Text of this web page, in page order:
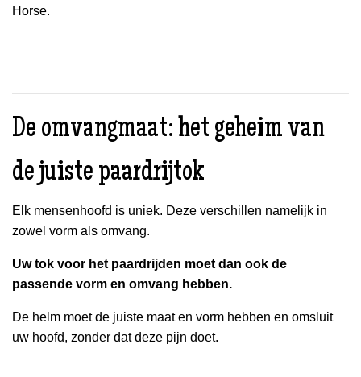
Horse.
De omvangmaat: het geheim van
de juiste paardrijtok
Elk mensenhoofd is uniek. Deze verschillen namelijk in
zowel vorm als omvang.
Uw tok voor het paardrijden moet dan ook de
passende vorm en omvang hebben.
De helm moet de juiste maat en vorm hebben en omsluit
uw hoofd, zonder dat deze pijn doet.